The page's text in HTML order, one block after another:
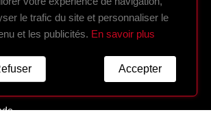
le trafic du site et personnaliser le
et les publicités. En savoir plus
Accepter